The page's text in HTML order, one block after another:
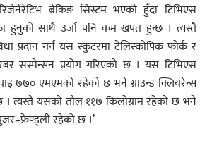
ब्रेकिङ सिस्टम भएको हुँदा टिभिएस
हुनुको साथै उर्जा पनि कम खपत हुन्छ । त्यस्तै
प्रदान गर्न यस स्कुटरमा टेलिस्कोपिक फोर्क र
सस्पेन्सन प्रयोग गरिएको छ । यस टिभिएस
७७० एमएमको रहेको छ भने ग्राउन्ड क्लियरेन्स
त्यस्तै यसको तौल ११७ किलोग्राम रहेको छ भने
रहेको छ ।’